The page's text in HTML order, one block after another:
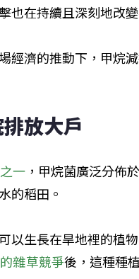
也在持續且深刻地改
經濟的推動下，甲烷
放大戶
一 ，甲烷菌廣泛分佈
的稻田。
以生長在旱地裡的植
雜草競爭後，這種種